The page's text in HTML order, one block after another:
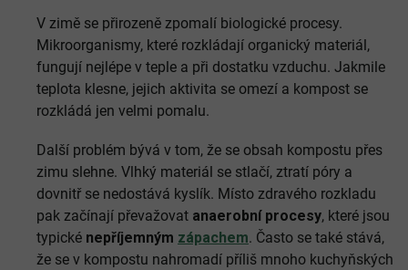
V zimě se přirozeně zpomalí biologické procesy.
Mikroorganismy, které rozkládají organický materiál,
fungují nejlépe v teple a při dostatku vzduchu. Jakmile
teplota klesne, jejich aktivita se omezí a kompost se
rozkládá jen velmi pomalu.
Další problém bývá v tom, že se obsah kompostu přes
zimu slehne. Vlhký materiál se stlačí, ztratí póry a
dovnitř se nedostává kyslík. Místo zdravého rozkladu
pak začínají převažovat anaerobní procesy, které jsou
typické nepříjemným zápachem. Často se také stává,
že se v kompostu nahromadí příliš mnoho kuchyňských